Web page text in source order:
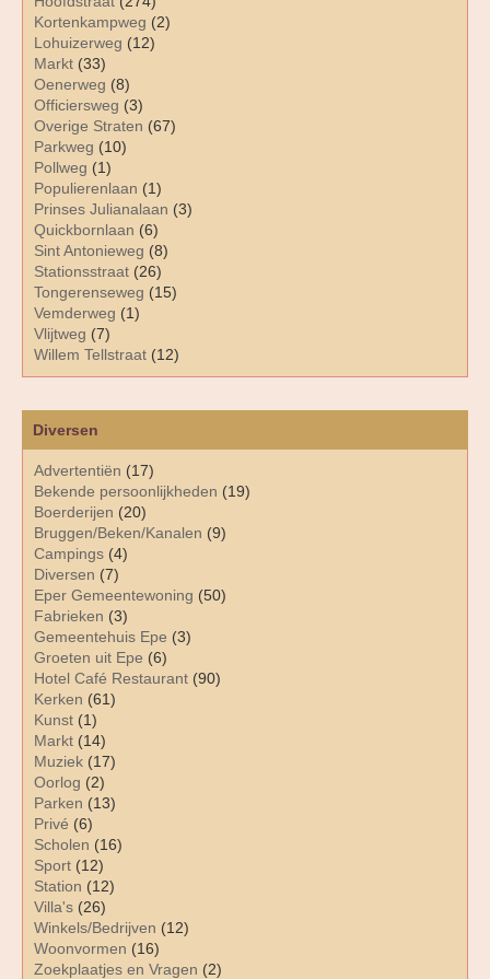
Diversen
Advertentiën (17)
Bekende persoonlijkheden (19)
Boerderijen (20)
Bruggen/Beken/Kanalen (9)
Campings (4)
Diversen (7)
Eper Gemeentewoning (50)
Fabrieken (3)
Gemeentehuis Epe (3)
Groeten uit Epe (6)
Hotel Café Restaurant (90)
Kerken (61)
Kunst (1)
Markt (14)
Muziek (17)
Oorlog (2)
Parken (13)
Privé (6)
Scholen (16)
Sport (12)
Station (12)
Villa's (26)
Winkels/Bedrijven (12)
Woonvormen (16)
Zoekplaatjes en Vragen (2)
Kortenkampweg (2)
Lohuizerweg (12)
Markt (33)
Oenerweg (8)
Officiersweg (3)
Overige Straten (67)
Parkweg (10)
Pollweg (1)
Populierenlaan (1)
Prinses Julianalaan (3)
Quickbornlaan (6)
Sint Antonieweg (8)
Stationsstraat (26)
Tongerenseweg (15)
Vemderweg (1)
Vlijtweg (7)
Willem Tellstraat (12)